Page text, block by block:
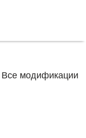
Все модификации